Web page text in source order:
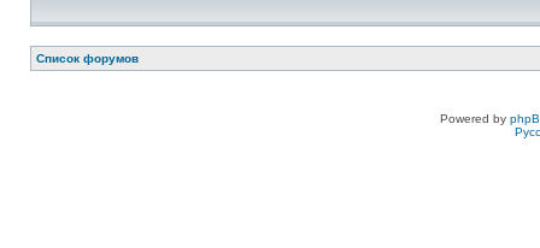
Список форумов
Powered by